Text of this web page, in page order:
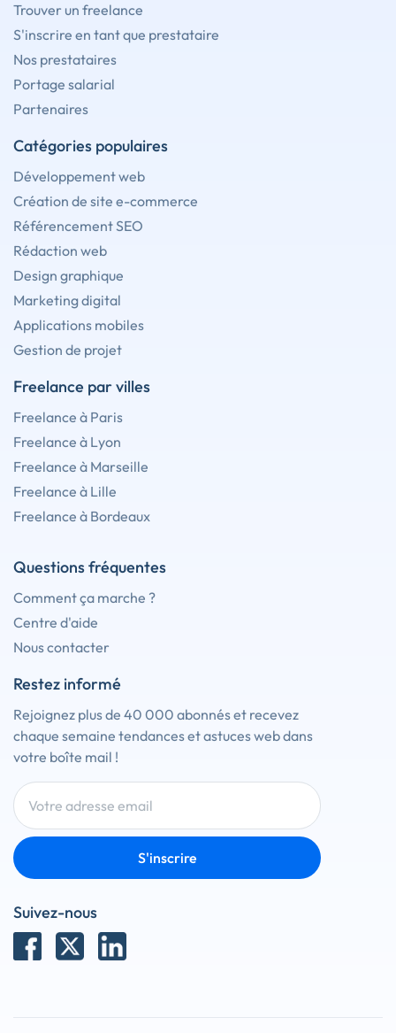
Trouver un freelance
S'inscrire en tant que prestataire
Nos prestataires
Portage salarial
Partenaires
Catégories populaires
Développement web
Création de site e-commerce
Référencement SEO
Rédaction web
Design graphique
Marketing digital
Applications mobiles
Gestion de projet
Freelance par villes
Freelance à Paris
Freelance à Lyon
Freelance à Marseille
Freelance à Lille
Freelance à Bordeaux
Questions fréquentes
Comment ça marche ?
Centre d'aide
Nous contacter
Restez informé
Rejoignez plus de 40 000 abonnés et recevez
chaque semaine tendances et astuces web dans
votre boîte mail !
S'inscrire
Suivez-nous